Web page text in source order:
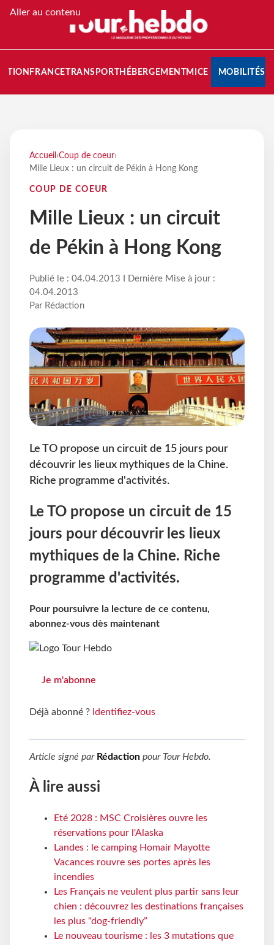
Aller au contenu
FRANCETRANSPORT HÉBERGEMENTMICE MOBILITÉS
Accueil ›Coup de coeur›
Mille Lieux : un circuit de Pékin à Hong Kong
COUP DE COEUR
Mille Lieux : un circuit
de Pékin à Hong Kong
Publié le : 04.04.2013 I Dernière Mise à jour :
04.04.2013
Par Rédaction
Le TO propose un circuit de 15 jours pour
découvrir les lieux mythiques de la Chine.
Riche programme d'activités.
Le TO propose un circuit de 15
jours pour découvrir les lieux
mythiques de la Chine. Riche
programme d'activités.
Pour poursuivre la lecture de ce contenu,
abonnez-vous dès maintenant
Je m'abonne
Déjà abonné ? Identifiez-vous
Article signé par Rédaction pour Tour Hebdo.
À lire aussi
Eté 2028 : MSC Croisières ouvre les
réservations pour l'Alaska
Landes : le camping Homair Mayotte
Vacances rouvre ses portes après les
incendies
Les Français ne veulent plus partir sans leur
chien : découvrez les destinations françaises
les plus “dog-friendly”
Le nouveau tourisme : les 3 mutations que